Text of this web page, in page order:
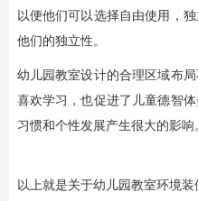
以便他们可以选择自由使用，
他们的独立性。
幼儿园教室设计的合理区域布
喜欢学习，也促进了儿童德智
习惯和个性发展产生很大的影响
以上就是关于幼儿园教室环境